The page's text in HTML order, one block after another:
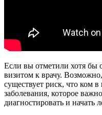
Если вы отметили хотя бы
визитом к врачу.
существует риск, что ком
заболевания, которое
диагностировать и начать